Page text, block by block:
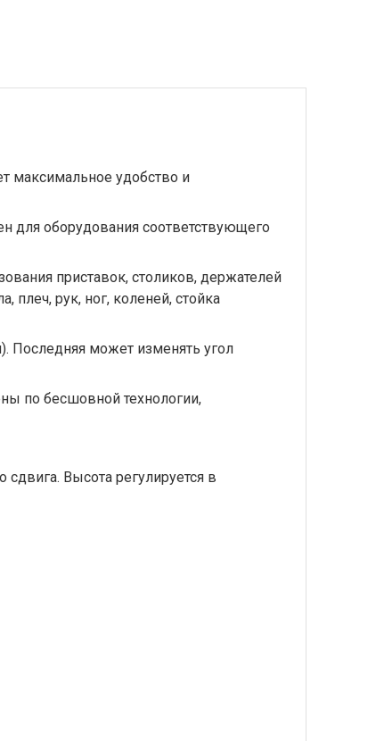
максимальное удобство и
для оборудования соответствующего
приставок, столиков, держателей
плеч, рук, ног, коленей, стойка
Последняя может изменять угол
по бесшовной технологии,
Высота регулируется в